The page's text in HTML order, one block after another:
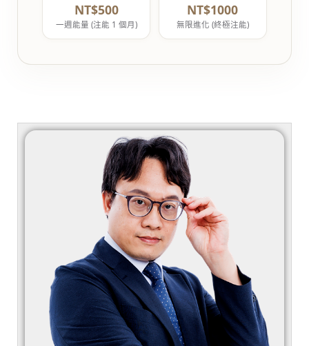
NT$500
一週能量 (注能 1 個月)
NT$1000
無限進化 (終極注能)